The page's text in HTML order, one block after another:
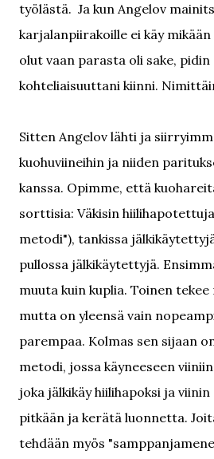
työlästä. Ja kun Angelov
karjalanpiirakoille ei käy
olut vaan parasta oli sake, pidin
kohteliaisuuttani kiinni.
Sitten Angelov lähti ja
kuohuviineihin ja niiden
kanssa. Opimme, että
sorttisia: Väkisin
metodi"), tankissa
pullossa jälkikäytettyjä.
muuta kuin kuplia. Toinen tekee
mutta on yleensä vain
parempaa. Kolmas sen sijaan
metodi, jossa käyneeseen
joka jälkikäy hiilihapoksi ja
pitkään ja kerätä luonnetta.
tehdään myös